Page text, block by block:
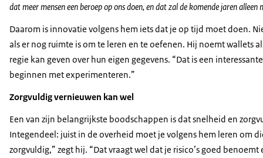
dat meer mensen een beroep op ons doen, en dat zal de komende jaren
Daarom is innovatie volgens hem iets dat je op tijd moet doen.
als er nog ruimte is om te leren en te oefenen. Hij noemt wallets
regie kan geven over hun eigen gegevens. “Dat is een
beginnen met experimenteren.”
Zorgvuldig vernieuwen kan wel
Een van zijn belangrijkste boodschappen is dat snelheid en
Integendeel: juist in de overheid moet je volgens hem leren om
zorgvuldig,” zegt hij. “Dat vraagt wel dat je risico’s goed